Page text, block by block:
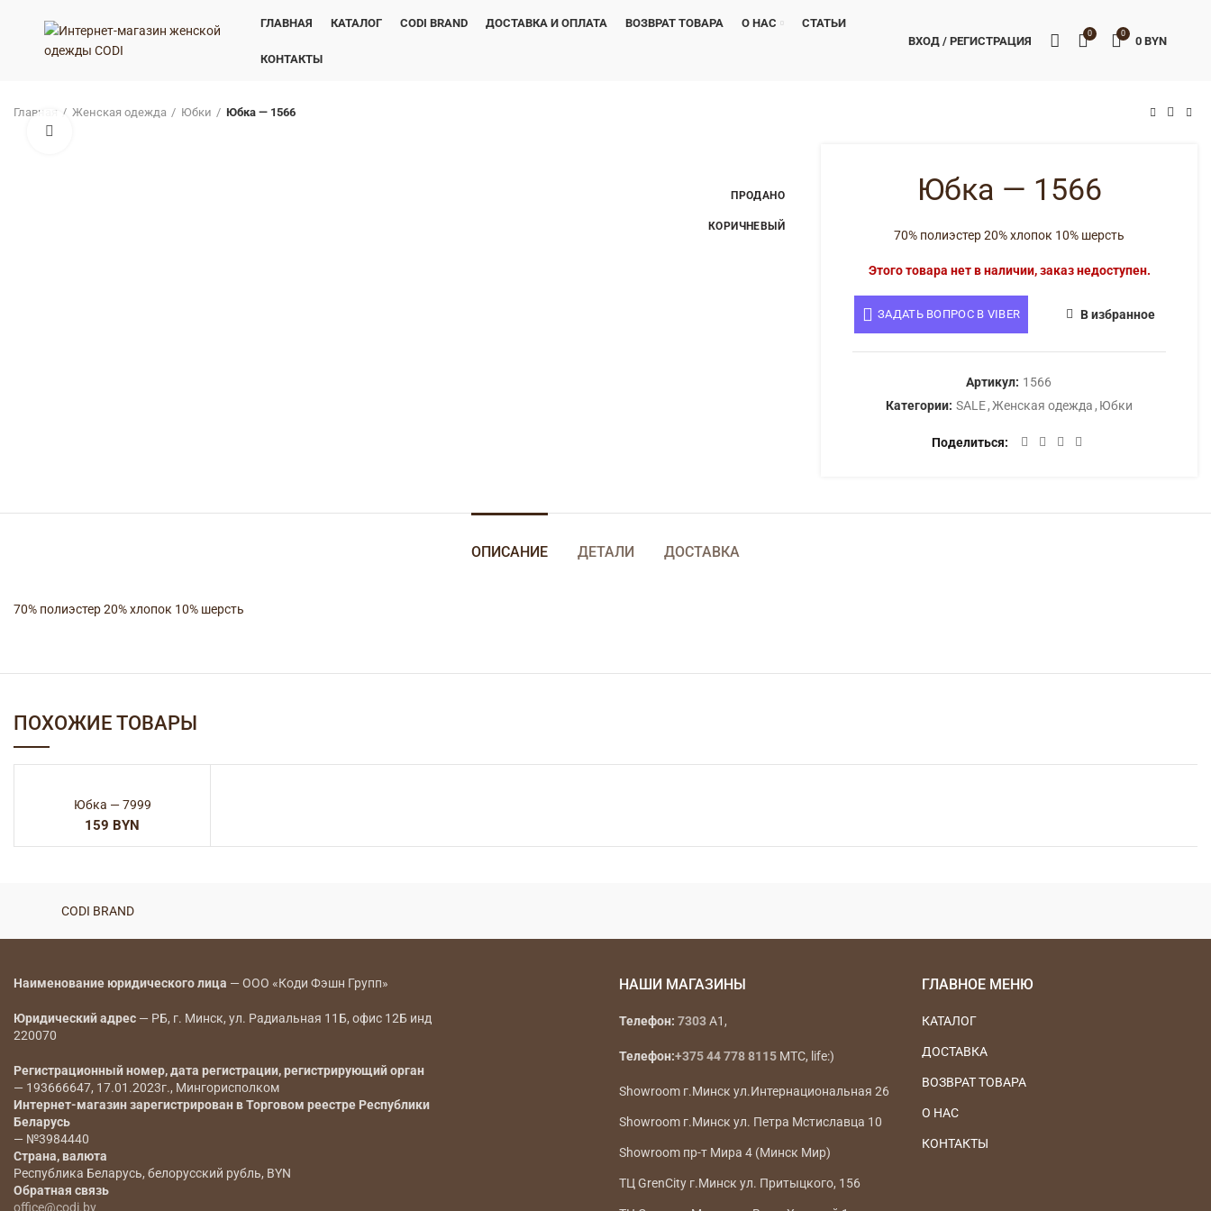
ГЛАВНАЯ КАТАЛОГ CODI BRAND ДОСТАВКА И ОПЛАТА ВОЗВРАТ ТОВАРА О НАС СТАТЬИ
КОНТАКТЫ
ВХОД / РЕГИСТРАЦИЯ
0 0
0BYN
Главная Женская одежда Юбки Юбка — 1566
ПРОДАНО
КОРИЧНЕВЫЙ
Юбка — 1566
70% полиэстер 20% хлопок 10% шерсть
Этого товара нет в наличии, заказ недоступен.
ЗАДАТЬ ВОПРОС В VIBER В избранное
Артикул: 1566
Категории: SALE ,Женская одежда , Юбки
Поделиться
ОПИСАНИЕ ДЕТАЛИ ДОСТАВКА
70% полиэстер 20% хлопок 10% шерсть
ПОХОЖИЕ ТОВАРЫ
Юбка — 7999
BYN
CODI BRAND
Наименование юридического лица — ООО «Коди Фэшн Групп»
Юридический адрес — РБ, г. Минск, ул. Радиальная 11Б, офис 12Б инд
220070
Регистрационный номер, дата регистрации, регистрирующий орган
— 193666647, 17.01.2023г., Мингорисполком
Интернет-магазин зарегистрирован в Торговом реестре Республики
Беларусь
— №3984440
Страна, валюта
Республика Беларусь, белорусский рубль, BYN
Обратная связь
office@codi.by
НАШИ МАГАЗИНЫ
Телефон: 7303A1,
Телефон:+375 44 778 8115 МТС, life:)
Showroom г.Минск ул.Интернациональная 26
Showroom г.Минск ул. Петра Мстиславца 10
Showroom пр-т Мира 4 (Минск Мир)
ТЦ GrenCity г.Минск ул. Притыцкого, 156
ГЛАВНОЕ МЕНЮ
КАТАЛОГ
ДОСТАВКА
ВОЗВРАТ ТОВАРА
О НАС
КОНТАКТЫ